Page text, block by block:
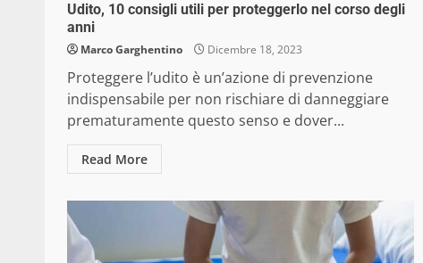
Udito, 10 consigli utili per proteggerlo nel corso degli
anni
Marco Garghentino Dicembre 18, 2023
Proteggere l’udito è un’azione di prevenzione
indispensabile per non rischiare di danneggiare
prematuramente questo senso e dover...
Read More